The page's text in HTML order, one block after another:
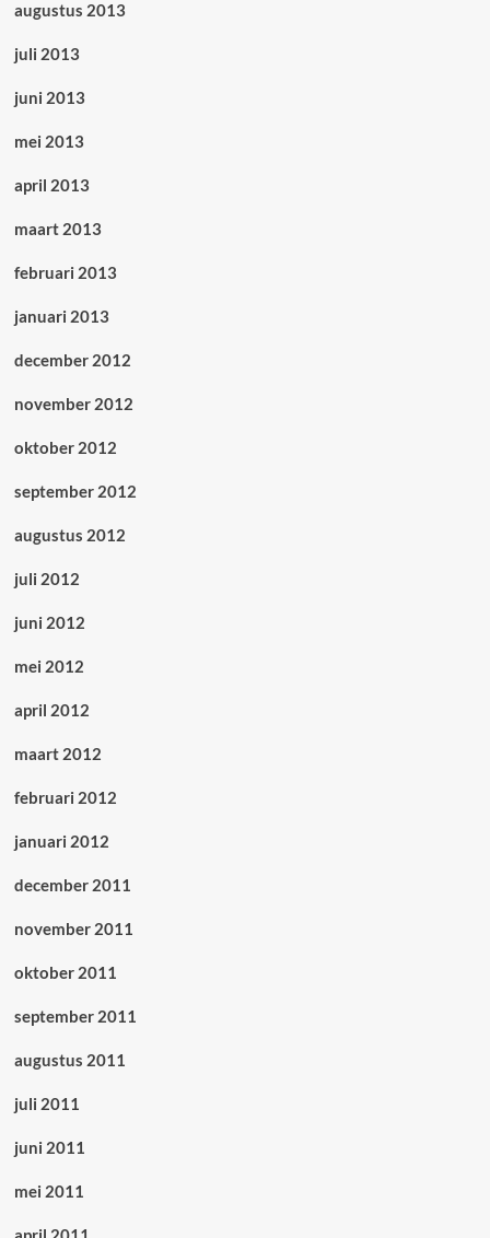
augustus 2013
juli 2013
juni 2013
mei 2013
april 2013
maart 2013
februari 2013
januari 2013
december 2012
november 2012
oktober 2012
september 2012
augustus 2012
juli 2012
juni 2012
mei 2012
april 2012
maart 2012
februari 2012
januari 2012
december 2011
november 2011
oktober 2011
september 2011
augustus 2011
juli 2011
juni 2011
mei 2011